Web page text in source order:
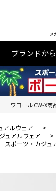
メ
ブランドか
ワコール CW-X
アルウェア >
ュアルウェア >
スポーツ・カジュ